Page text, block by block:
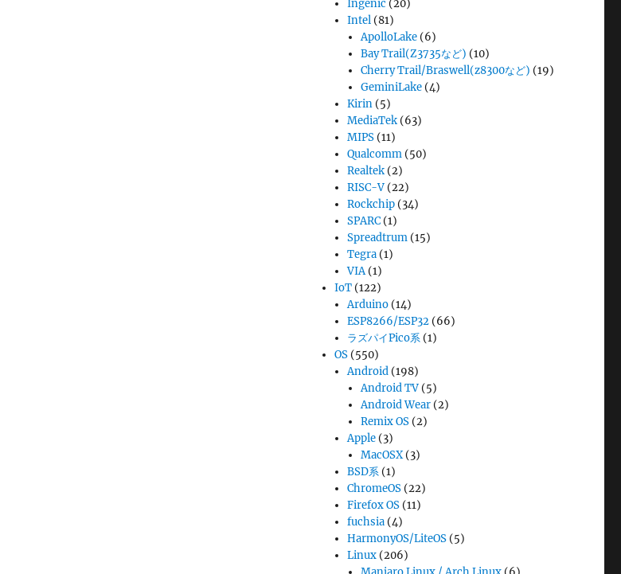
Ingenic (20)
Intel (81)
ApolloLake(6)
Bay Trail(Z3735など) (10)
Cherry Trail/Braswell(z8300など) (19)
GeminiLake(4)
Kirin (5)
MediaTek (63)
MIPS (11)
Qualcomm (50)
Realtek (2)
RISC-V (22)
Rockchip (34)
SPARC (1)
Spreadtrum (15)
Tegra (1)
VIA(1)
IoT (122)
Arduino (14)
ESP8266/ESP32 (66)
ラズパイPico系 (1)
OS (550)
Android (198)
Android TV(5)
Android Wear(2)
Remix OS(2)
Apple (3)
MacOSX(3)
BSD系 (1)
ChromeOS (22)
Firefox OS (11)
fuchsia (4)
HarmonyOS/LiteOS (5)
Linux (206)